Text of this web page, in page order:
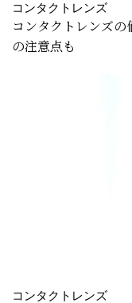
コンタクトレンズ
コンタクトレンズ
の注意点も
コンタクトレンズ